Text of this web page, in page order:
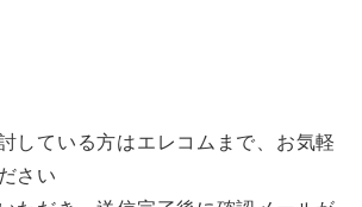
している方はエレコムまで、お気軽
さい